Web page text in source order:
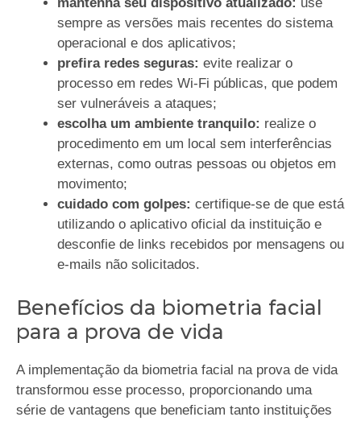
sempre as versões mais recentes do sistema
operacional e dos aplicativos;
prefira redes seguras: evite realizar o
processo em redes Wi-Fi públicas, que podem
ser vulneráveis a ataques;
escolha um ambiente tranquilo: realize o
procedimento em um local sem interferências
externas, como outras pessoas ou objetos em
movimento;
cuidado com golpes: certifique-se de que está
utilizando o aplicativo oficial da instituição e
desconfie de links recebidos por mensagens ou
e-mails não solicitados.
Benefícios da biometria facial
para a prova de vida
A implementação da biometria facial na prova de vida
transformou esse processo, proporcionando uma
série de vantagens que beneficiam tanto instituições